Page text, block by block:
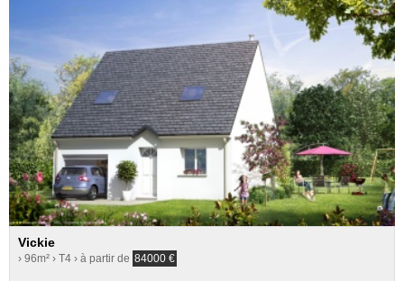
Vickie
› 96m² › T4 › à partir de 84000 €